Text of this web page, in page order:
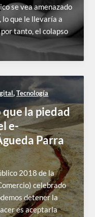
se vea amenazado
lo que le llevaría a
tanto, el colapso
,Tecnología
que la piedad
e-
Parra
2018 de la
celebrado
detener la
es aceptarla